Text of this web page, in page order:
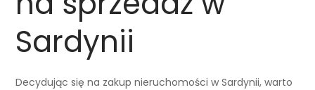
Sardynii
Decydując się na zakup nieruchomości w Sardynii, warto